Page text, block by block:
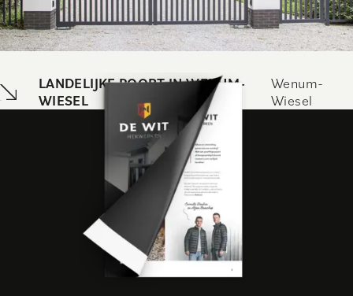
Wenum-
Wiesel
LANDELIJKE POORT IN WENUM-
WIESEL